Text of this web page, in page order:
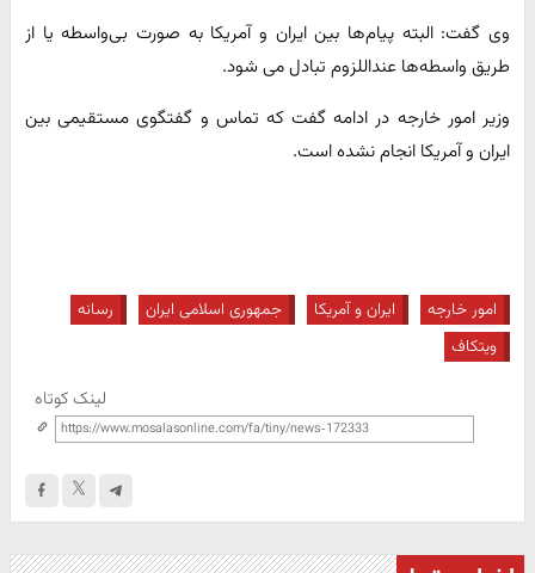
وی گفت: البته پیام‌ها بین ایران و آمریکا به صورت بی‌واسطه یا از
طریق واسطه‌ها عنداللزوم تبادل می شود.
وزیر امور خارجه در ادامه گفت که تماس و گفتگوی مستقیمی بین
ایران و آمریکا انجام نشده است.
امور خارجه ایران و آمریکا جمهوری اسلامی ایران
رسانه
ویتکاف
لینک کوتاه